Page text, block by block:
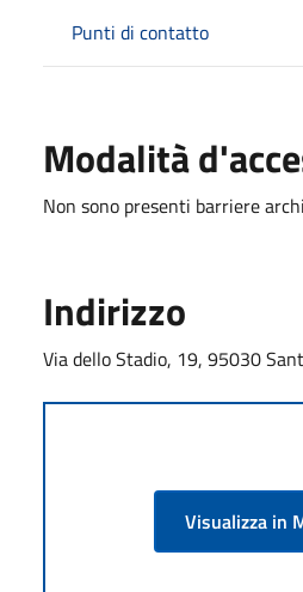
Punti di contatto
Modalità
Non sono presenti barriere
Indirizzo
Via dello Stadio, 19, 95030
Visualizza in